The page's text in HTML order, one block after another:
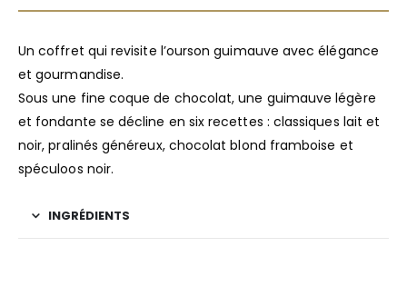
Un coffret qui revisite l’ourson guimauve avec élégance
et gourmandise.
Sous une fine coque de chocolat, une guimauve légère
et fondante se décline en six recettes : classiques lait et
noir, pralinés généreux, chocolat blond framboise et
spéculoos noir.
INGRÉDIENTS